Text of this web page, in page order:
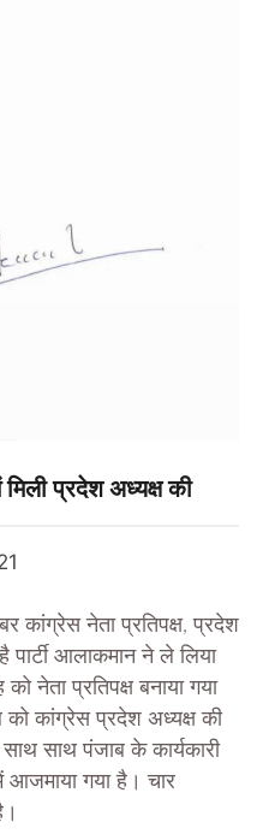
प्रदेश अध्यक्ष की
नेता प्रतिपक्ष, प्रदेश
पार्टी आलाकमान ने ले लिया
नेता प्रतिपक्ष बनाया गया
को कांग्रेस प्रदेश अध्यक्ष की
साथ पंजाब के कार्यकारी
आजमाया गया है। चार